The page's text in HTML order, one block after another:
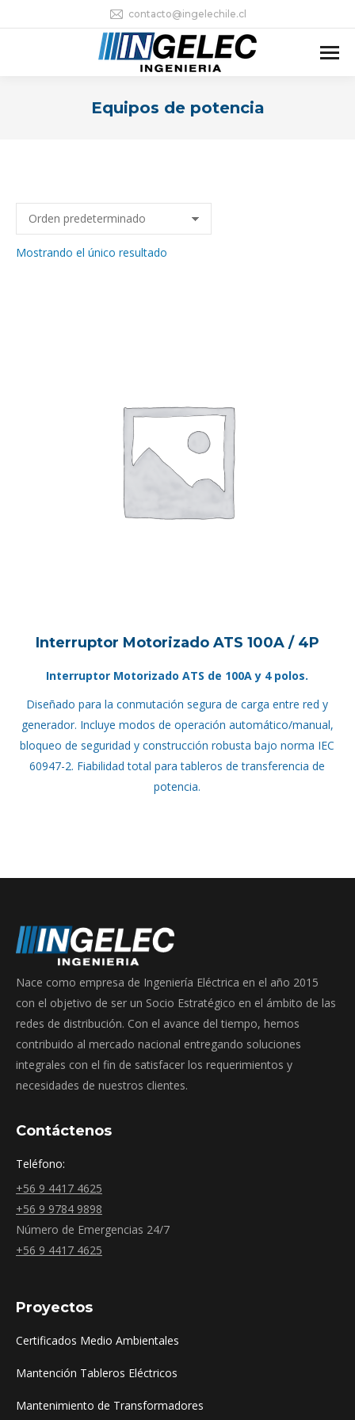
contacto@ingelechile.cl
Equipos de potencia
Mostrando el único resultado
Interruptor Motorizado ATS 100A / 4P
Interruptor Motorizado ATS de 100A y 4 polos.
Diseñado para la conmutación segura de carga entre red y
generador. Incluye modos de operación automático/manual,
bloqueo de seguridad y construcción robusta bajo norma IEC
60947-2. Fiabilidad total para tableros de transferencia de
potencia.
Nace como empresa de Ingeniería Eléctrica en el año 2015
con el objetivo de ser un Socio Estratégico en el ámbito de las
redes de distribución. Con el avance del tiempo, hemos
contribuido al mercado nacional entregando soluciones
integrales con el fin de satisfacer los requerimientos y
necesidades de nuestros clientes.
Contáctenos
Teléfono:
+56 9 4417 4625
+56 9 9784 9898
Número de Emergencias 24/7
+56 9 4417 4625
Proyectos
Certificados Medio Ambientales
Mantención Tableros Eléctricos
Mantenimiento de Transformadores